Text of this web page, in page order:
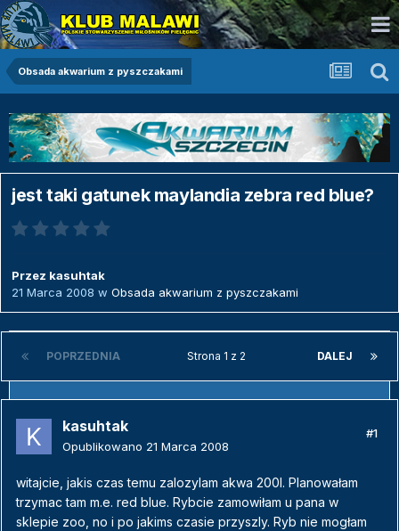
Obsada akwarium z pyszczakami
jest taki gatunek maylandia zebra red blue?
Przez kasuhtak
21 Marca 2008 w Obsada akwarium z pyszczakami
POPRZEDNIA DALEJ
Strona 1 z 2
kasuhtak
Opublikowano 21 Marca 2008
#1
witajcie, jakis czas temu zalozylam akwa 200l. Planowałam
trzymac tam m.e. red blue. Rybcie zamowiłam u pana w
sklepie zoo, no i po jakims czasie przyszly. Ryb nie mogłam